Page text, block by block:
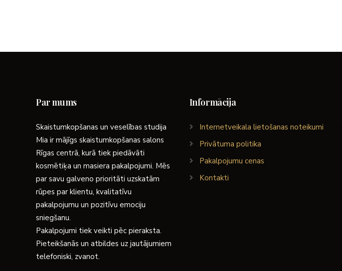
Par mums
Skaistumkopšanas un veselības studija
Mia ir mājīgs skaistumkopšanas salons
Rīgas centrā, kurā tiek piedāvāti
kosmētiķa un masiera pakalpojumi. Mēs
par savu galveno prioritāti uzskatām
rūpes par klientu, kvalitatīvu
pakalpojumu un pozitīvu emociju
sniegšanu.
Pakalpojumi tiek veikti pēc pieraksta.
Pieteikšanās un atbildes uz jautājumiem
telefoniski, zvanot.
Informācija
Internetveikala lietošanas noteikumi
Privātuma politika
Pakalpojumu cenas
Kontakti